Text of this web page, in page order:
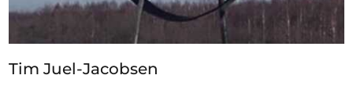
Tim Juel-Jacobsen